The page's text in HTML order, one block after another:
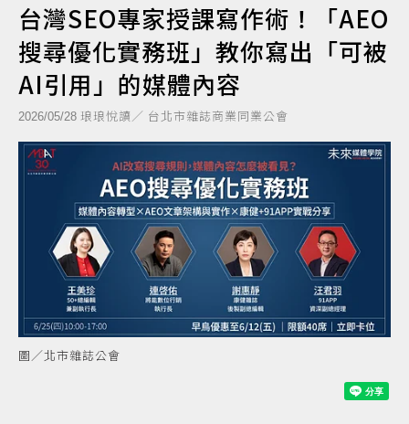
台灣SEO專家授課寫作術！「AEO
搜尋優化實務班」教你寫出「可被
AI引用」的媒體內容
2026/05/28 琅琅悅讀／ 台北市雜誌商業同業公會
圖／北市雜誌公會